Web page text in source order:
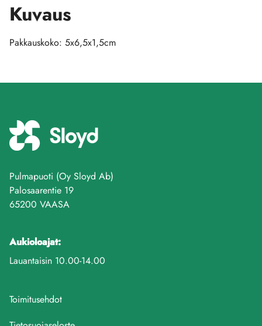
Kuvaus
Pakkauskoko: 5x6,5x1,5cm
Pulmapuoti (Oy Sloyd Ab)
Palosaarentie 19
65200 VAASA
Aukioloajat:
Lauantaisin 10.00-14.00
Toimitusehdot